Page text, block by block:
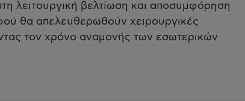
λειτουργική βελτίωση και αποσυμφόρηση
θα απελευθερωθούν χειρουργικές
τον χρόνο αναμονής των εσωτερικών